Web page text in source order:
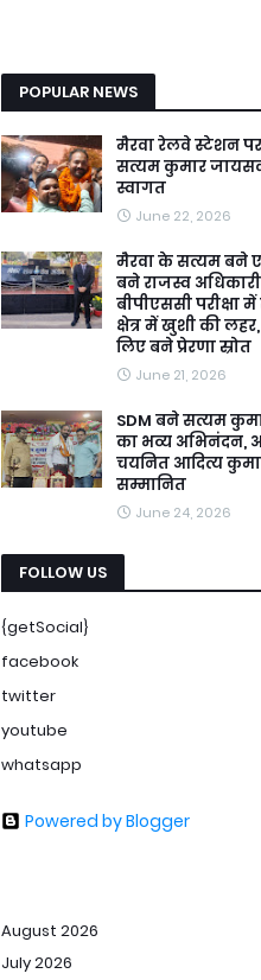
POPULAR NEWS
मैरवा रेलवे स्टेशन
सत्यम कुमार
स्वागत
June 22, 2026
मैरवा के सत्यम बने
बने राजस्व
बीपीएससी परीक्षा
क्षेत्र में खुशी की
लिए बने प्रेरणा स्रोत
June 21, 2026
SDM बने सत्यम
का भव्य अभिनंदन,
चयनित आदित्य
सम्मानित
June 24, 2026
FOLLOW US
{getSocial}
facebook
twitter
youtube
whatsapp
Powered by Blogger
August 2026
July 2026